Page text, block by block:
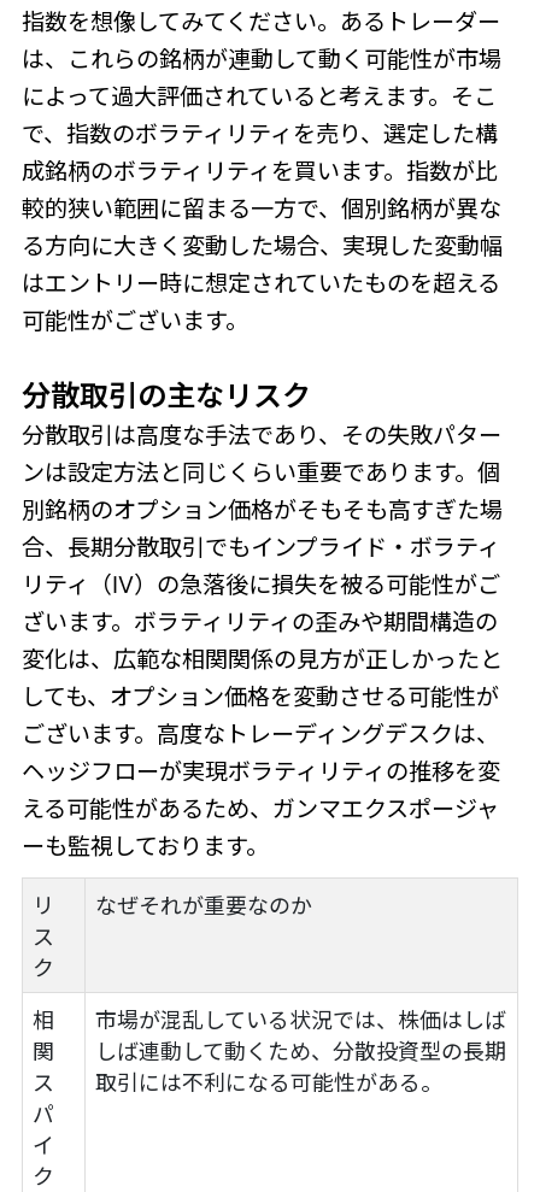
指数を想像してみてください。あるトレーダー
は、これらの銘柄が連動して動く可能性が市場
によって過大評価されていると考えます。そこ
で、指数のボラティリティを売り、選定した構
成銘柄のボラティリティを買います。指数が比
較的狭い範囲に留まる一方で、個別銘柄が異な
る方向に大きく変動した場合、実現した変動幅
はエントリー時に想定されていたものを超える
可能性がございます。
分散取引の主なリスク
分散取引は高度な手法であり、その失敗パター
ンは設定方法と同じくらい重要であります。個
別銘柄のオプション価格がそもそも高すぎた場
合、長期分散取引でもインプライド・ボラティ
リティ（IV）の急落後に損失を被る可能性がご
ざいます。ボラティリティの歪みや期間構造の
変化は、広範な相関関係の見方が正しかったと
しても、オプション価格を変動させる可能性が
ございます。高度なトレーディングデスクは、
ヘッジフローが実現ボラティリティの推移を変
える可能性があるため、ガンマエクスポージャ
ーも監視しております。
リ
ス
ク
なぜそれが重要なのか
相
関
ス
パ
イ
ク
市場が混乱している状況では、株価はしば
しば連動して動くため、分散投資型の長期
取引には不利になる可能性がある。